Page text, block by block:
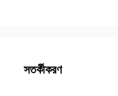
সতর্কীকরণ